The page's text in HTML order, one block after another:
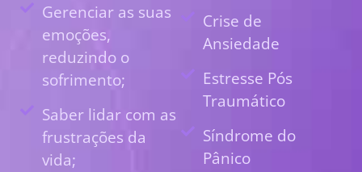
Gerenciar as suas
emoções,
reduzindo o
sofrimento;
Saber lidar com as
frustrações da
vida;
Crise de
Ansiedade
Estresse Pós
Traumático
Síndrome do
Pânico